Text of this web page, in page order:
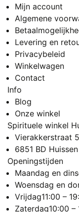
Mijn account
Algemene
Levering en
Privacybeleid
Winkelwagen
Contact
Info
Blog
Onze winkel
Spirituele winkel
Vierakkerstraat
6851 BD Huissen
Openingstijden
Maandag en
Woensdag en
Vrijdag11:00 –
Zaterdag10:00 –